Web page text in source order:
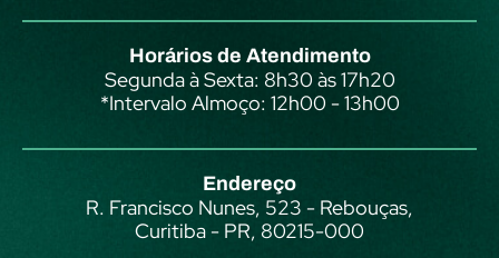
Horários de Atendimento
Segunda à Sexta: 8h30 às 17h20
*Intervalo Almoço: 12h00 - 13h00
Endereço
R. Francisco Nunes, 523 - Rebouças,
Curitiba - PR, 80215-000